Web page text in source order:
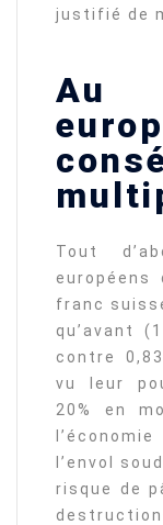
justifié de
Tout
franc
qu’avant
contre
vu leur
20% en
l’envol
risque de